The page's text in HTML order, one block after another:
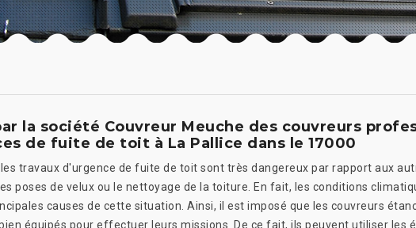
la société Couvreur Meuche des couvreurs
de fuite de toit à La Pallice dans le 17000
les travaux d'urgence de fuite de toit sont très dangereux par rapport aux
poses de velux ou le nettoyage de la toiture. En fait, les conditions
causes de cette situation. Ainsi, il est imposé que les couvreurs
équipés pour effectuer leurs missions. De ce fait, ils peuvent utiliser les